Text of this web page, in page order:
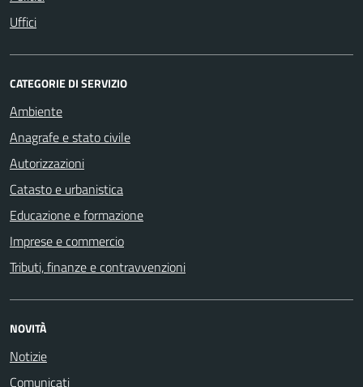
Uffici
CATEGORIE DI SERVIZIO
Ambiente
Anagrafe e stato civile
Autorizzazioni
Catasto e urbanistica
Educazione e formazione
Imprese e commercio
Tributi, finanze e contravvenzioni
NOVITÀ
Notizie
Comunicati